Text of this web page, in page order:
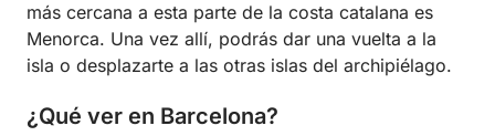
más cercana a esta parte de la costa catalana es
Menorca. Una vez allí, podrás dar una vuelta a la
isla o desplazarte a las otras islas del archipiélago.
¿Qué ver en Barcelona?